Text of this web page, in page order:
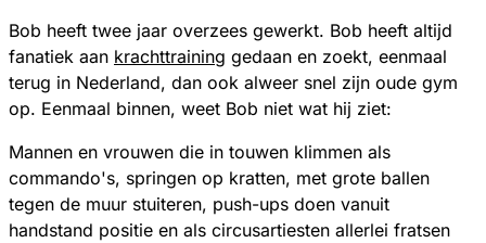
Bob heeft twee jaar overzees gewerkt. Bob heeft altijd
fanatiek aan krachttraining gedaan en zoekt, eenmaal
terug in Nederland, dan ook alweer snel zijn oude gym
op. Eenmaal binnen, weet Bob niet wat hij ziet:
Mannen en vrouwen die in touwen klimmen als
commando's, springen op kratten, met grote ballen
tegen de muur stuiteren, push-ups doen vanuit
handstand positie en als circusartiesten allerlei fratsen